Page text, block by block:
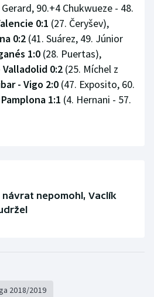
90.+4 Chukwueze - 48.
0:1 (27. Čeryšev),
0:2 (41. Suárez, 49. Júnior
1:0 (28. Puertas),
0:2 (25. Míchel z
- Vigo 2:0 (47. Exposito, 60.
1:1 (4. Hernani - 57.
nepomohl, Vaclík
2018/2019